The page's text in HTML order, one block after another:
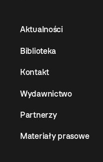
Aktualności
Biblioteka
Kontakt
Wydawnictwo
Partnerzy
Materiały prasowe